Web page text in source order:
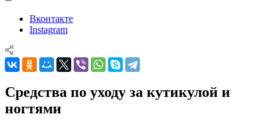
Вконтакте
Instagram
Средства по уходу за кутикулой и
ногтями